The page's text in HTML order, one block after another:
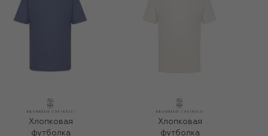
Хлопковая
футболка
Хлопковая
футболка